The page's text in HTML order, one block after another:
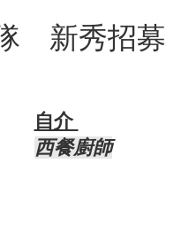
新秀招募
自介 ​
西餐廚師